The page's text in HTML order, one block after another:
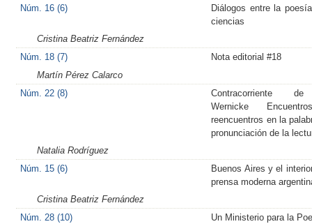
Núm. 16 (6)
Diálogos entre la
ciencias
Cristina Beatriz Fernández
Núm. 18 (7)
Nota editorial #18
Martín Pérez Calarco
Núm. 22 (8)
Contracorriente
Wernicke
reencuentros en la
pronunciación de la
Natalia Rodríguez
Núm. 15 (6)
Buenos Aires y el
prensa moderna
Cristina Beatriz Fernández
Núm. 28 (10)
Un Ministerio para la